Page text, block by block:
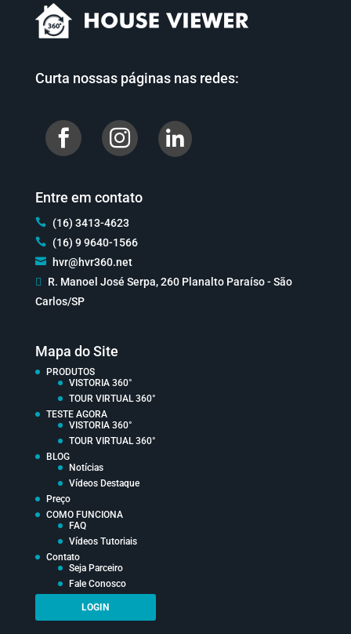
Curta nossas páginas nas redes:
 
Entre em contato
 (16) 3413-4623
 (16) 9 9640-1566
 hvr@hvr360.net

R. Manoel José Serpa, 260 Planalto Paraíso - São
Carlos/SP
Mapa do Site
PRODUTOS
VISTORIA 360°
TOUR VIRTUAL 360°
TESTE AGORA
VISTORIA 360°
TOUR VIRTUAL 360°
BLOG
Notícias
Vídeos Destaque
Preço
COMO FUNCIONA
FAQ
Vídeos Tutoriais
Contato
Seja Parceiro
Fale Conosco
LOGIN